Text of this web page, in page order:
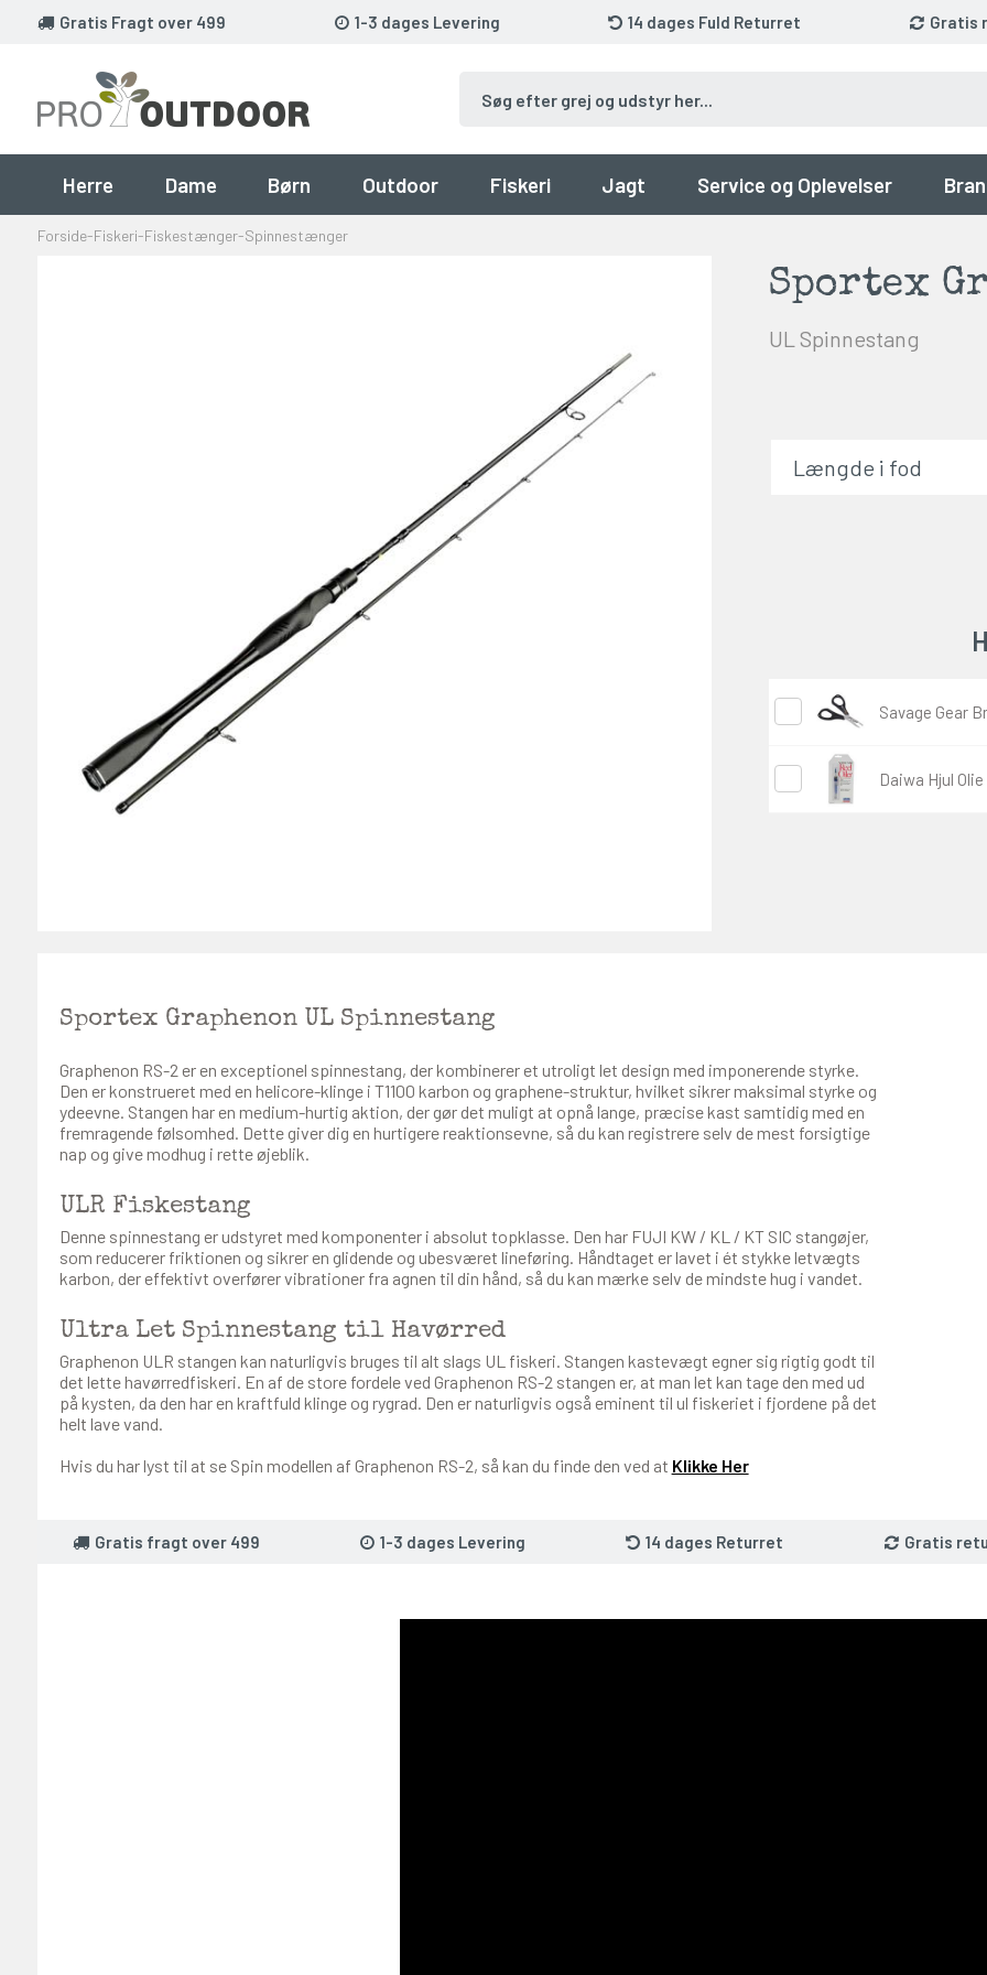
Gratis Fragt over 499 1-3 dages Levering 14 dages Fuld Returret Gratis
Herre Dame Børn Outdoor Fiskeri Jagt Service og Oplevelser
Forside-Fiskeri-Fiskestænger-Spinnestænger
Sportex
UL Spinnestang
Savage Gear
Daiwa Hjul Olie
Sportex Graphenon UL Spinnestang
Graphenon RS-2 er en exceptionel spinnestang, der kombinerer et utroligt let design med imponerende styrke.
Den er konstrueret med en helicore-klinge i T1100 karbon og graphene-struktur, hvilket sikrer maksimal styrke og
ydeevne. Stangen har en medium-hurtig aktion, der gør det muligt at opnå lange, præcise kast samtidig med en
fremragende følsomhed. Dette giver dig en hurtigere reaktionsevne, så du kan registrere selv de mest forsigtige
nap og give modhug i rette øjeblik.
ULR Fiskestang
Denne spinnestang er udstyret med komponenter i absolut topklasse. Den har FUJI KW / KL / KT SIC stangøjer,
som reducerer friktionen og sikrer en glidende og ubesværet lineføring. Håndtaget er lavet i ét stykke letvægts
karbon, der effektivt overfører vibrationer fra agnen til din hånd, så du kan mærke selv de mindste hug i vandet.
Ultra Let Spinnestang til Havørred
Graphenon ULR stangen kan naturligvis bruges til alt slags UL fiskeri. Stangen kastevægt egner sig rigtig godt til
det lette havørredfiskeri. En af de store fordele ved Graphenon RS-2 stangen er, at man let kan tage den med ud
på kysten, da den har en kraftfuld klinge og rygrad. Den er naturligvis også eminent til ul fiskeriet i fjordene på det
helt lave vand.
Hvis du har lyst til at se Spin modellen af Graphenon RS-2, så kan du finde den ved at Klikke Her
Gratis fragt over 499 1-3 dages Levering 14 dages Returret Gratis